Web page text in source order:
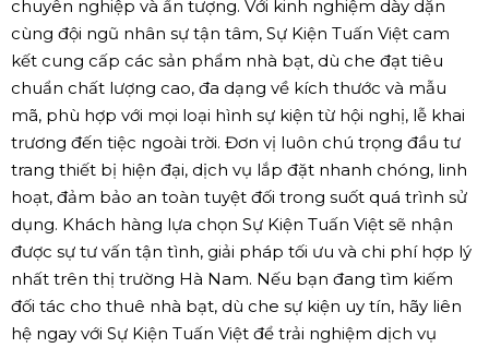
chuyên nghiệp và ấn tượng. Với kinh nghiệm dày dặn
cùng đội ngũ nhân sự tận tâm, Sự Kiện Tuấn Việt cam
kết cung cấp các sản phẩm nhà bạt, dù che đạt tiêu
chuẩn chất lượng cao, đa dạng về kích thước và mẫu
mã, phù hợp với mọi loại hình sự kiện từ hội nghị, lễ khai
trương đến tiệc ngoài trời. Đơn vị luôn chú trọng đầu tư
trang thiết bị hiện đại, dịch vụ lắp đặt nhanh chóng, linh
hoạt, đảm bảo an toàn tuyệt đối trong suốt quá trình sử
dụng. Khách hàng lựa chọn Sự Kiện Tuấn Việt sẽ nhận
được sự tư vấn tận tình, giải pháp tối ưu và chi phí hợp lý
nhất trên thị trường Hà Nam. Nếu bạn đang tìm kiếm
đối tác cho thuê nhà bạt, dù che sự kiện uy tín, hãy liên
hệ ngay với Sự Kiện Tuấn Việt để trải nghiệm dịch vụ